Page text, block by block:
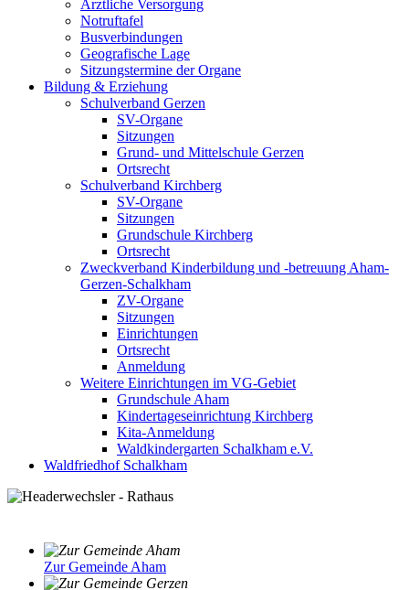
Ärztliche Versorgung
Notruftafel
Busverbindungen
Geografische Lage
Sitzungstermine der Organe
Bildung & Erziehung
Schulverband Gerzen
SV-Organe
Sitzungen
Grund- und Mittelschule Gerzen
Ortsrecht
Schulverband Kirchberg
SV-Organe
Sitzungen
Grundschule Kirchberg
Ortsrecht
Zweckverband Kinderbildung und -betreuung Aham-
Gerzen-Schalkham
ZV-Organe
Sitzungen
Einrichtungen
Ortsrecht
Anmeldung
Weitere Einrichtungen im VG-Gebiet
Grundschule Aham
Kindertageseinrichtung Kirchberg
Kita-Anmeldung
Waldkindergarten Schalkham e.V.
Waldfriedhof Schalkham
Zur Gemeinde Aham